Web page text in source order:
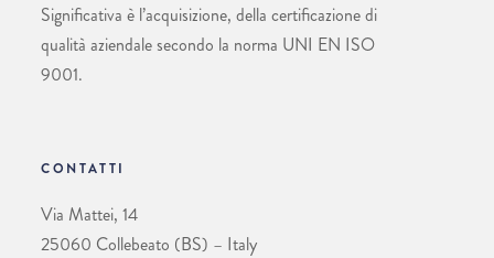
Significativa è l’acquisizione, della certificazione di
qualità aziendale secondo la norma UNI EN ISO
9001.
CONTATTI
Via Mattei, 14
25060 Collebeato (BS) – Italy